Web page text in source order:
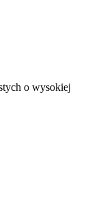
o wysokiej